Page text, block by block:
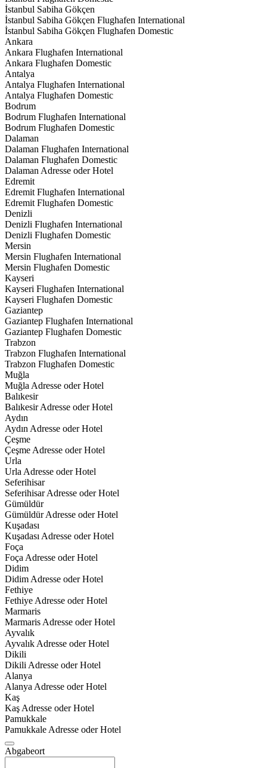
İstanbul Sabiha Gökçen
İstanbul Sabiha Gökçen Flughafen International
İstanbul Sabiha Gökçen Flughafen Domestic
Ankara
Ankara Flughafen International
Ankara Flughafen Domestic
Antalya
Antalya Flughafen International
Antalya Flughafen Domestic
Bodrum
Bodrum Flughafen International
Bodrum Flughafen Domestic
Dalaman
Dalaman Flughafen International
Dalaman Flughafen Domestic
Dalaman Adresse oder Hotel
Edremit
Edremit Flughafen International
Edremit Flughafen Domestic
Denizli
Denizli Flughafen International
Denizli Flughafen Domestic
Mersin
Mersin Flughafen International
Mersin Flughafen Domestic
Kayseri
Kayseri Flughafen International
Kayseri Flughafen Domestic
Gaziantep
Gaziantep Flughafen International
Gaziantep Flughafen Domestic
Trabzon
Trabzon Flughafen International
Trabzon Flughafen Domestic
Muğla
Muğla Adresse oder Hotel
Balıkesir
Balıkesir Adresse oder Hotel
Aydın
Aydın Adresse oder Hotel
Çeşme
Çeşme Adresse oder Hotel
Urla
Urla Adresse oder Hotel
Seferihisar
Seferihisar Adresse oder Hotel
Gümüldür
Gümüldür Adresse oder Hotel
Kuşadası
Kuşadası Adresse oder Hotel
Foça
Foça Adresse oder Hotel
Didim
Didim Adresse oder Hotel
Fethiye
Fethiye Adresse oder Hotel
Marmaris
Marmaris Adresse oder Hotel
Ayvalık
Ayvalık Adresse oder Hotel
Dikili
Dikili Adresse oder Hotel
Alanya
Alanya Adresse oder Hotel
Kaş
Kaş Adresse oder Hotel
Pamukkale
Pamukkale Adresse oder Hotel
Abgabeort